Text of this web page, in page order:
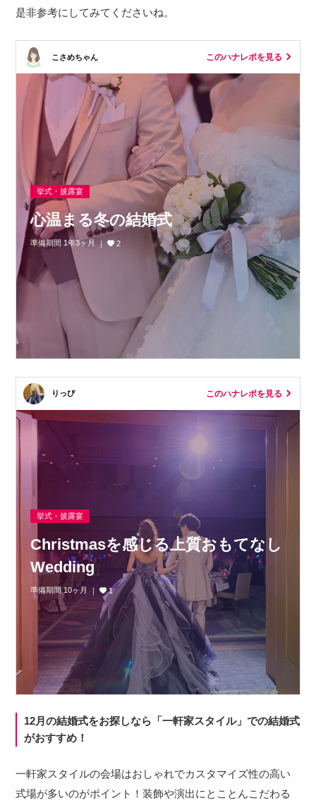
是非参考にしてみてくださいね。
こさめちゃん このハナレポを見る
挙式・披露宴
心温まる冬の結婚式
準備期間 1年3ヶ月 2
りっぴ このハナレポを見る
挙式・披露宴
Christmasを感じる上質おもてなし
Wedding
準備期間 10ヶ月 1
12月の結婚式をお探しなら「一軒家スタイル」での結婚式
がおすすめ！
一軒家スタイルの会場はおしゃれでカスタマイズ性の高い
式場が多いのがポイント！装飾や演出にとことんこだわる